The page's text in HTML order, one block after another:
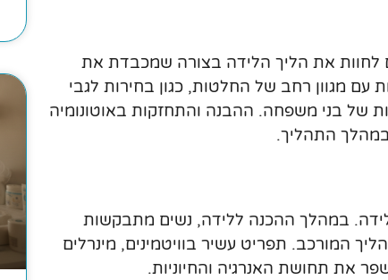
לחוות את הליך הלידה בצורה שמכבדת את
עם מגוון רחב של החלטות, כגון בחירות לגבי
של בני משפחה. ההבנה והתחזקות באוטונומיה
התהליך.
במהלך ההכנה ללידה, נשים מתבקשות
המורכב. תפריט עשיר בוויטמינים, מינרלים
את תחושת האנרגיה והחיוניות.